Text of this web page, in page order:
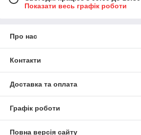
Показати весь графік роботи
Про нас
Контакти
Доставка та оплата
Графік роботи
Повна версія сайту